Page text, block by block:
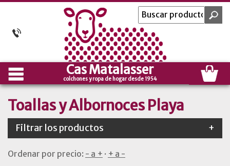
Cas Matalasser
colchones y ropa de hogar desde 1954
Toallas y Albornoces Playa
Filtrar los productos +
Ordenar por precio: - a + · + a -